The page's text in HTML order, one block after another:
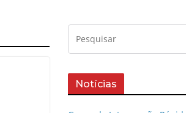
Notícias